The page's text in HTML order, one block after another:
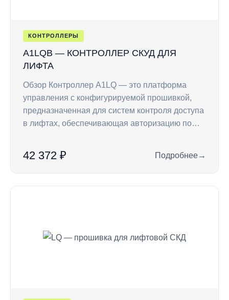
КОНТРОЛЛЕРЫ
A1LQB — КОНТРОЛЛЕР СКУД ДЛЯ
ЛИФТА
Обзор Контроллер A1LQ — это платформа
управления с конфигурируемой прошивкой,
предназначенная для систем контроля доступа
в лифтах, обеспечивающая авторизацию по…
42 372 ₽ Подробнее
: A1LQB —
→